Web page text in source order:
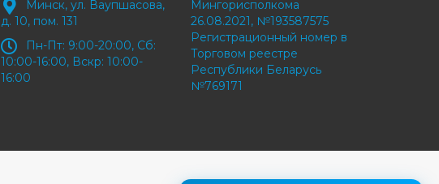
Минск, ул. Ваупшасова,
д. 10, пом. 131
Пн-Пт: 9:00-20:00, Сб:
10:00-16:00, Вскр: 10:00-
16:00
Мингорисполкома
26.08.2021, №193587575
Регистрационный номер в
Торговом реестре
Республики Беларусь
№769171